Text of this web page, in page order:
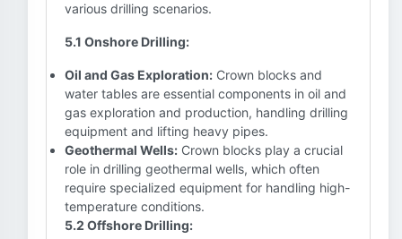
various drilling scenarios.
5.1 Onshore Drilling:
Oil and Gas Exploration: Crown blocks and
water tables are essential components in oil and
gas exploration and production, handling drilling
equipment and lifting heavy pipes.
Geothermal Wells: Crown blocks play a crucial
role in drilling geothermal wells, which often
require specialized equipment for handling high-
temperature conditions.
5.2 Offshore Drilling: